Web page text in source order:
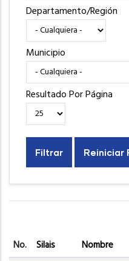
Departamento/Región
Municipio
Resultado Por Página
No. Silais Nombre